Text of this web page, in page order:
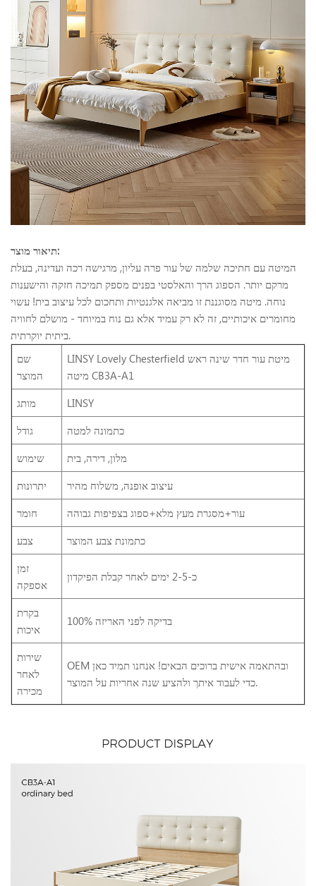
תיאור מוצר:
המיטה עם חתיכה שלמה של עור פרה עליון, מרגישה רכה ועדינה, בעלת
מרקם יותר. הספוג הרך והאלסטי בפנים מספק תמיכה חזקה והישענות
נוחה. מיטה מסוגננת זו מביאה אלגנטיות ותחכום לכל עיצוב בית! עשוי
מחומרים איכותיים, זה לא רק עמיד אלא גם נוח במיוחד - מושלם לחוויה
ביתית יוקרתית.
שם
המוצר
LINSY Lovely Chesterfield מיטת עור חדר שינה ראש
מיטה CB3A-A1
מותג
LINSY
גודל
כתמונה למטה
שימוש
מלון, דירה, בית
יתרונות
עיצוב אופנה, משלוח מהיר
חומר
עור+מסגרת מעץ מלא+ספוג בצפיפות גבוהה
צבע
כתמונת צבע המוצר
זמן
אספקה
כ-2-5 ימים לאחר קבלת הפיקדון
בקרת
איכות
100% בדיקה לפני האריזה
שירות
לאחר
מכירה
OEM ובהתאמה אישית ברוכים הבאים! אנחנו תמיד כאן
כדי לעבוד איתך ולהציע שנה אחריות על המוצר.